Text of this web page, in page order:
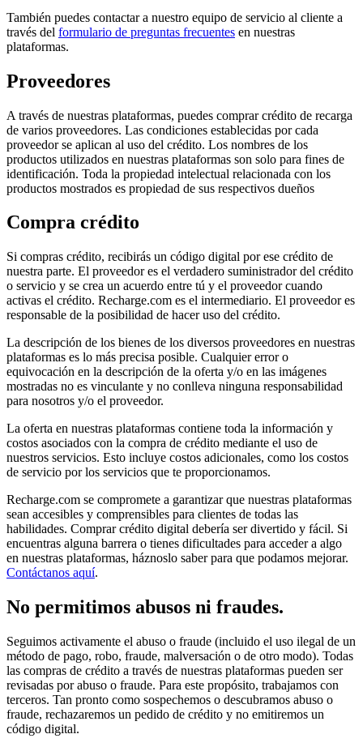
También puedes contactar a nuestro equipo de servicio al cliente a
través del formulario de preguntas frecuentes en nuestras
plataformas.
Proveedores
A través de nuestras plataformas, puedes comprar crédito de recarga
de varios proveedores. Las condiciones establecidas por cada
proveedor se aplican al uso del crédito. Los nombres de los
productos utilizados en nuestras plataformas son solo para fines de
identificación. Toda la propiedad intelectual relacionada con los
productos mostrados es propiedad de sus respectivos dueños
Compra crédito
Si compras crédito, recibirás un código digital por ese crédito de
nuestra parte. El proveedor es el verdadero suministrador del crédito
o servicio y se crea un acuerdo entre tú y el proveedor cuando
activas el crédito. Recharge.com es el intermediario. El proveedor es
responsable de la posibilidad de hacer uso del crédito.
La descripción de los bienes de los diversos proveedores en nuestras
plataformas es lo más precisa posible. Cualquier error o
equivocación en la descripción de la oferta y/o en las imágenes
mostradas no es vinculante y no conlleva ninguna responsabilidad
para nosotros y/o el proveedor.
La oferta en nuestras plataformas contiene toda la información y
costos asociados con la compra de crédito mediante el uso de
nuestros servicios. Esto incluye costos adicionales, como los costos
de servicio por los servicios que te proporcionamos.
Recharge.com se compromete a garantizar que nuestras plataformas
sean accesibles y comprensibles para clientes de todas las
habilidades. Comprar crédito digital debería ser divertido y fácil. Si
encuentras alguna barrera o tienes dificultades para acceder a algo
en nuestras plataformas, háznoslo saber para que podamos mejorar.
Contáctanos aquí.
No permitimos abusos ni fraudes.
Seguimos activamente el abuso o fraude (incluido el uso ilegal de un
método de pago, robo, fraude, malversación o de otro modo). Todas
las compras de crédito a través de nuestras plataformas pueden ser
revisadas por abuso o fraude. Para este propósito, trabajamos con
terceros. Tan pronto como sospechemos o descubramos abuso o
fraude, rechazaremos un pedido de crédito y no emitiremos un
código digital.